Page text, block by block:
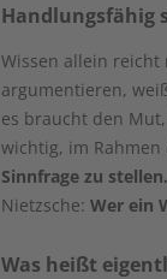
Handlungsfähig
Wissen allein reicht
argumentieren,
es braucht den
wichtig, im
Sinnfrage zu stellen.
Nietzsche: Wer ein
Was heißt